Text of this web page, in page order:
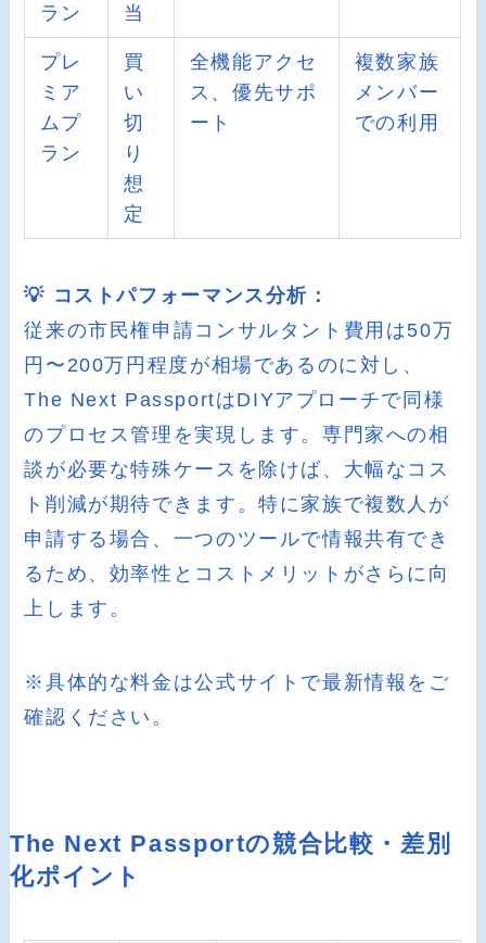
ラン
当
プレ
ミア
ムプ
ラン
買
い
切
り
想
定
全機能アクセ
ス、優先サポ
ート
複数家族
メンバー
での利用
💡 コストパフォーマンス分析：
従来の市民権申請コンサルタント費用は50万
円〜200万円程度が相場であるのに対し、
The Next PassportはDIYアプローチで同様
のプロセス管理を実現します。専門家への相
談が必要な特殊ケースを除けば、大幅なコス
ト削減が期待できます。特に家族で複数人が
申請する場合、一つのツールで情報共有でき
るため、効率性とコストメリットがさらに向
上します。
※具体的な料金は公式サイトで最新情報をご
確認ください。
The Next Passportの競合比較・差別
化ポイント